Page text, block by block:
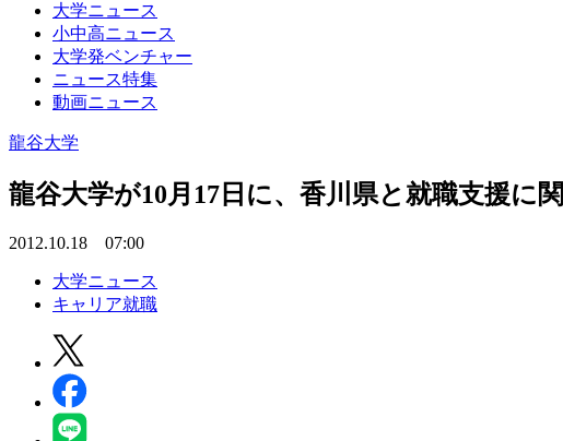
大学ニュース
小中高ニュース
大学発ベンチャー
ニュース特集
動画ニュース
龍谷大学
龍谷大学が10月17日に、香川県と就職支援に
2012.10.18 07:00
大学ニュース
キャリア就職